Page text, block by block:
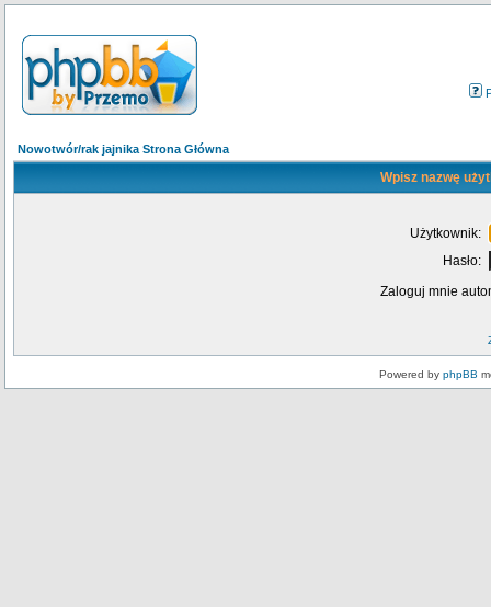
Nowotwór/rak jajnika Strona Główna
Wpisz nazwę
Użytkownik:
Hasło:
Zaloguj mnie
Powered by phpBB